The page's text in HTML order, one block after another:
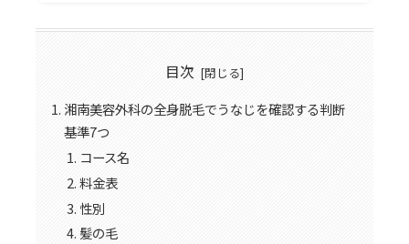
目次
湘南美容外科の全身脱毛でうなじを確認する判断
基準7つ
コース名
料金表
性別
髪の毛